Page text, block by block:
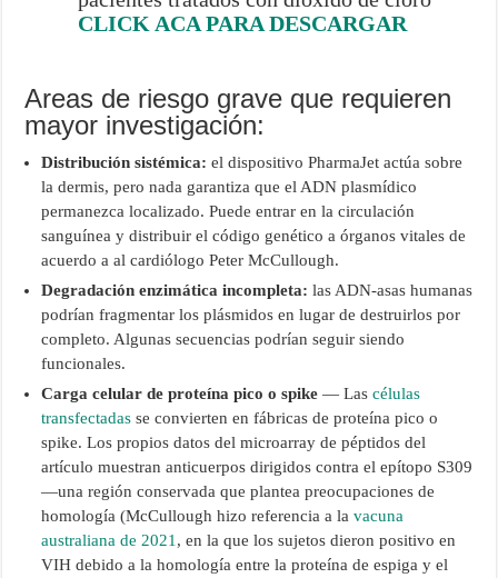
CLICK ACA PARA DESCARGAR
Areas de riesgo grave que requieren
mayor investigación:
Distribución sistémica: el dispositivo PharmaJet actúa sobre
la dermis, pero nada garantiza que el ADN plasmídico
permanezca localizado. Puede entrar en la circulación
sanguínea y distribuir el código genético a órganos vitales de
acuerdo a al cardiólogo Peter McCullough.
Degradación enzimática incompleta: las ADN-asas humanas
podrían fragmentar los plásmidos en lugar de destruirlos por
completo. Algunas secuencias podrían seguir siendo
funcionales.
Carga celular de proteína pico o spike — Lascélulas
transfectadas se convierten en fábricas de proteína pico o
spike. Los propios datos del microarray de péptidos del
artículo muestran anticuerpos dirigidos contra el epítopo S309
—una región conservada que plantea preocupaciones de
homología (McCullough hizo referencia a lavacuna
australiana de 2021 , en la que los sujetos dieron positivo en
VIH debido a la homología entre la proteína de espiga y el